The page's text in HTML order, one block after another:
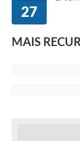
27
MAIS